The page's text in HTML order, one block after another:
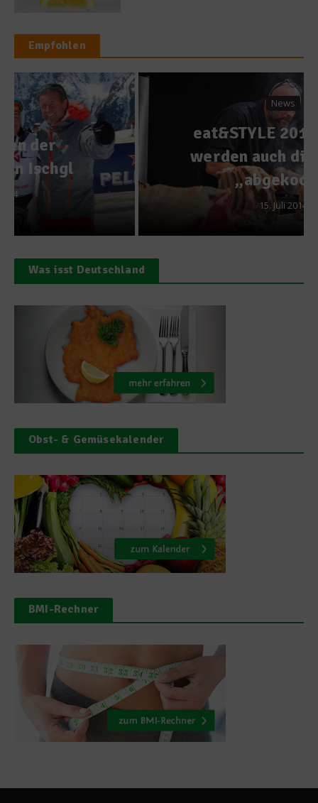
Empfohlen
eat&STYLE 2014 – Jetzt
werden auch die Männer
„abgekocht“
Was isst Deutschland
Obst- & Gemüsekalender
BMI-Rechner